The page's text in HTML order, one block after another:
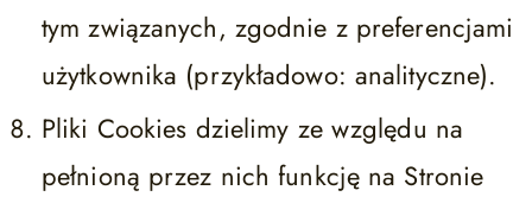
tym związanych, zgodnie z preferencjami
użytkownika (przykładowo: analityczne).
Pliki Cookies dzielimy ze względu na
pełnioną przez nich funkcję na Stronie